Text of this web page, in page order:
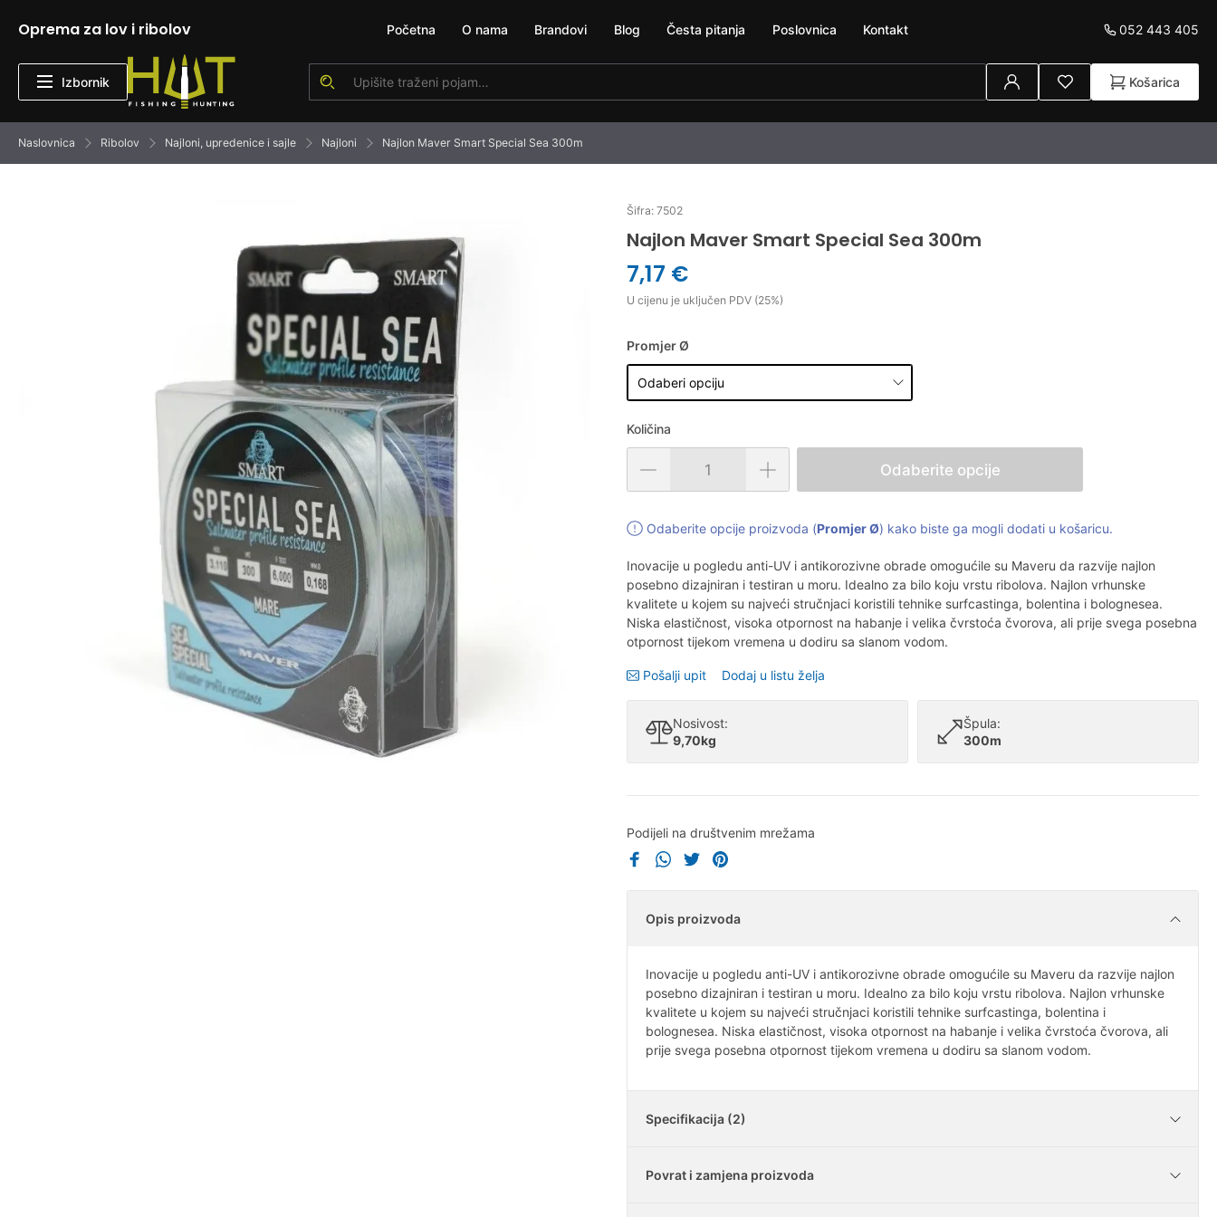
Oprema za lov i ribolov Početna O nama Brandovi Blog Česta pitanja Poslovnica Kontakt 052 443 405
Izbornik Košarica
Naslovnica Ribolov Najloni, upredenice i sajle Najloni Najlon Maver Smart Special Sea 300m
Šifra: 7502
Najlon Maver Smart Special Sea 300m
7,17 €
U cijenu je uključen PDV (25%)
Promjer Ø
Količina
Odaberite opcije
Odaberite opcije proizvoda (Promjer Ø) kako biste ga mogli dodati u košaricu.
Inovacije u pogledu anti-UV i antikorozivne obrade omogućile su Maveru da razvije najlon
posebno dizajniran i testiran u moru. Idealno za bilo koju vrstu ribolova. Najlon vrhunske
kvalitete u kojem su najveći stručnjaci koristili tehnike surfcastinga, bolentina i bolognesea.
Niska elastičnost, visoka otpornost na habanje i velika čvrstoća čvorova, ali prije svega posebna
otpornost tijekom vremena u dodiru sa slanom vodom.
Pošalji upit Dodaj u listu želja
Nosivost:
9,70kg
Špula:
300m
Podijeli na društvenim mrežama
Opis proizvoda
Inovacije u pogledu anti-UV i antikorozivne obrade omogućile su Maveru da razvije najlon
posebno dizajniran i testiran u moru. Idealno za bilo koju vrstu ribolova. Najlon vrhunske
kvalitete u kojem su najveći stručnjaci koristili tehnike surfcastinga, bolentina i
bolognesea. Niska elastičnost, visoka otpornost na habanje i velika čvrstoća čvorova, ali
prije svega posebna otpornost tijekom vremena u dodiru sa slanom vodom.
Specifikacija (2)
Povrat i zamjena proizvoda